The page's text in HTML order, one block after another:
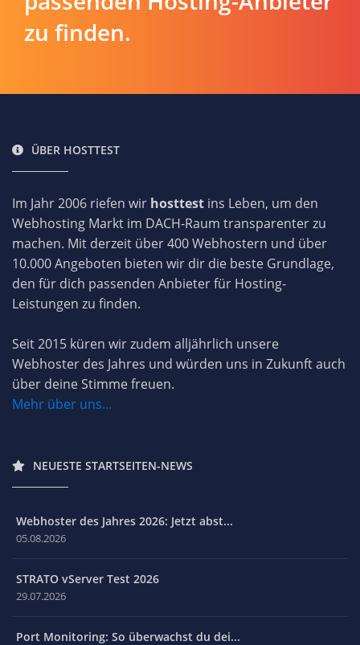
zu finden.
ÜBER HOSTTEST
Im Jahr 2006 riefen wir hosttest ins Leben, um den
Webhosting Markt im DACH-Raum transparenter zu
machen. Mit derzeit über 400 Webhostern und über
10.000 Angeboten bieten wir dir die beste Grundlage,
den für dich passenden Anbieter für Hosting-
Leistungen zu finden.
Seit 2015 küren wir zudem alljährlich unsere
Webhoster des Jahres und würden uns in Zukunft auch
über deine Stimme freuen.
Mehr über uns...
NEUESTE STARTSEITEN-NEWS
Webhoster des Jahres 2026: Jetzt abst...
05.08.2026
STRATO vServer Test 2026
29.07.2026
Port Monitoring: So überwachst du dei...